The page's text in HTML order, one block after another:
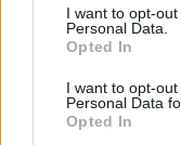
I want to opt-
Personal Data.
Opted In
I want to opt-
Personal Data
Opted In
commenti non sono testi
possono essere
che includano uno o più